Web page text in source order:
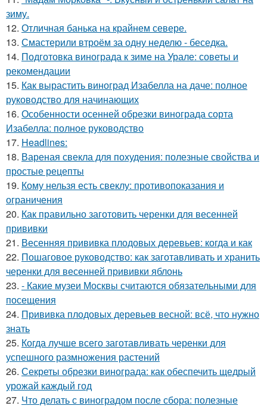
зиму.
12. Отличная банька на крайнем севере.
13. Смастерили втроём за одну неделю - беседка.
14. Подготовка винограда к зиме на Урале: советы и
рекомендации
15. Как вырастить виноград Изабелла на даче: полное
руководство для начинающих
16. Особенности осенней обрезки винограда сорта
Изабелла: полное руководство
17. Headlines:
18. Вареная свекла для похудения: полезные свойства и
простые рецепты
19. Кому нельзя есть свеклу: противопоказания и
ограничения
20. Как правильно заготовить черенки для весенней
прививки
21. Весенняя прививка плодовых деревьев: когда и как
22. Пошаговое руководство: как заготавливать и хранить
черенки для весенней прививки яблонь
23. - Какие музеи Москвы считаются обязательными для
посещения
24. Прививка плодовых деревьев весной: всё, что нужно
знать
25. Когда лучше всего заготавливать черенки для
успешного размножения растений
26. Секреты обрезки винограда: как обеспечить щедрый
урожай каждый год
27. Что делать с виноградом после сбора: полезные